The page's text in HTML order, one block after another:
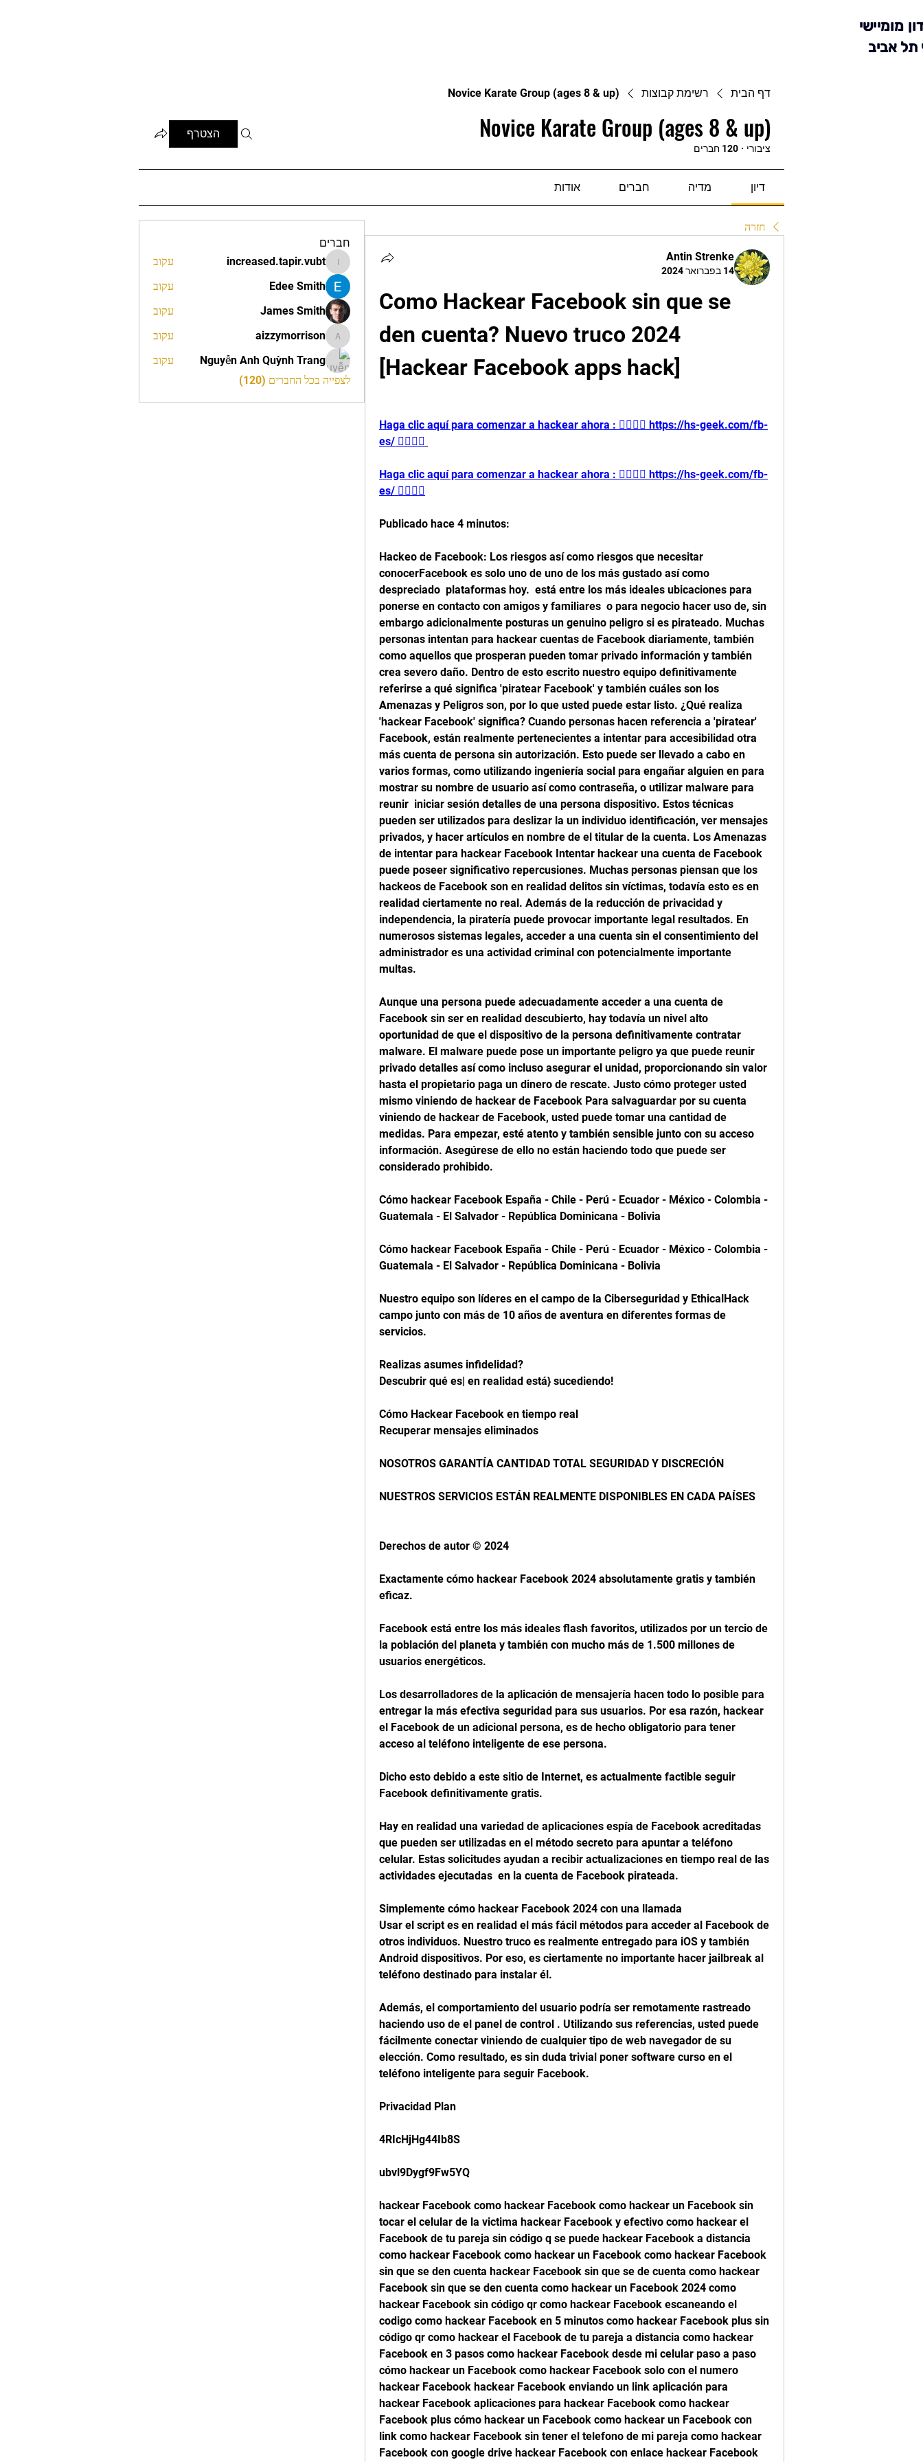
מומיישי
תל אביב
דף הבית רשימת קבוצות Novice Karate Group (ages 8 & up)
Novice Karate Group (ages 8 & up)
ציבורי · 120 חברים
הצטרף
דיון מדיה חברים אודות
חזרה
Antin Strenke
14 בפברואר 2024
Como Hackear Facebook sin que se
den cuenta? Nuevo truco 2024
[Hackear Facebook apps hack]
Haga clic aquí para comenzar a hackear ahora : 👉🏻👉🏻 https://hs-geek.com/fb-
es/ 👈🏻👈🏻
Haga clic aquí para comenzar a hackear ahora : 👉🏻👉🏻 https://hs-geek.com/fb-
es/ 👈🏻👈🏻
Publicado hace 4 minutos:
Hackeo de Facebook: Los riesgos así como riesgos que necesitar
conocerFacebook es solo uno de uno de los más gustado así como
despreciado  plataformas hoy.  está entre los más ideales ubicaciones para
ponerse en contacto con amigos y familiares  o para negocio hacer uso de, sin
embargo adicionalmente posturas un genuino peligro si es pirateado. Muchas
personas intentan para hackear cuentas de Facebook diariamente, también
como aquellos que prosperan pueden tomar privado información y también
crea severo daño. Dentro de esto escrito nuestro equipo definitivamente
referirse a qué significa 'piratear Facebook' y también cuáles son los
Amenazas y Peligros son, por lo que usted puede estar listo. ¿Qué realiza
'hackear Facebook' significa? Cuando personas hacen referencia a 'piratear'
Facebook, están realmente pertenecientes a intentar para accesibilidad otra
más cuenta de persona sin autorización. Esto puede ser llevado a cabo en
varios formas, como utilizando ingeniería social para engañar alguien en para
mostrar su nombre de usuario así como contraseña, o utilizar malware para
reunir  iniciar sesión detalles de una persona dispositivo. Estos técnicas
pueden ser utilizados para deslizar la un individuo identificación, ver mensajes
privados, y hacer artículos en nombre de el titular de la cuenta. Los Amenazas
de intentar para hackear Facebook Intentar hackear una cuenta de Facebook
puede poseer significativo repercusiones. Muchas personas piensan que los
hackeos de Facebook son en realidad delitos sin víctimas, todavía esto es en
realidad ciertamente no real. Además de la reducción de privacidad y
independencia, la piratería puede provocar importante legal resultados. En
numerosos sistemas legales, acceder a una cuenta sin el consentimiento del
administrador es una actividad criminal con potencialmente importante
multas.
Aunque una persona puede adecuadamente acceder a una cuenta de
Facebook sin ser en realidad descubierto, hay todavía un nivel alto
oportunidad de que el dispositivo de la persona definitivamente contratar
malware. El malware puede pose un importante peligro ya que puede reunir
privado detalles así como incluso asegurar el unidad, proporcionando sin valor
hasta el propietario paga un dinero de rescate. Justo cómo proteger usted
mismo viniendo de hackear de Facebook Para salvaguardar por su cuenta
viniendo de hackear de Facebook, usted puede tomar una cantidad de
medidas. Para empezar, esté atento y también sensible junto con su acceso
información. Asegúrese de ello no están haciendo todo que puede ser
considerado prohibido.
Cómo hackear Facebook España - Chile - Perú - Ecuador - México - Colombia -
Guatemala - El Salvador - República Dominicana - Bolivia
Cómo hackear Facebook España - Chile - Perú - Ecuador - México - Colombia -
Guatemala - El Salvador - República Dominicana - Bolivia
Nuestro equipo son líderes en el campo de la Ciberseguridad y EthicalHack
campo junto con más de 10 años de aventura en diferentes formas de
servicios.
Realizas asumes infidelidad?
Descubrir qué es| en realidad está} sucediendo!
Cómo Hackear Facebook en tiempo real
Recuperar mensajes eliminados
NOSOTROS GARANTÍA CANTIDAD TOTAL SEGURIDAD Y DISCRECIÓN
NUESTROS SERVICIOS ESTÁN REALMENTE DISPONIBLES EN CADA PAÍSES
Derechos de autor © 2024
Exactamente cómo hackear Facebook 2024 absolutamente gratis y también
eficaz.
Facebook está entre los más ideales flash favoritos, utilizados por un tercio de
la población del planeta y también con mucho más de 1.500 millones de
usuarios energéticos.
Los desarrolladores de la aplicación de mensajería hacen todo lo posible para
entregar la más efectiva seguridad para sus usuarios. Por esa razón, hackear
el Facebook de un adicional persona, es de hecho obligatorio para tener
acceso al teléfono inteligente de ese persona.
Dicho esto debido a este sitio de Internet, es actualmente factible seguir
Facebook definitivamente gratis.
Hay en realidad una variedad de aplicaciones espía de Facebook acreditadas
que pueden ser utilizadas en el método secreto para apuntar a teléfono
celular. Estas solicitudes ayudan a recibir actualizaciones en tiempo real de las
actividades ejecutadas  en la cuenta de Facebook pirateada.
Simplemente cómo hackear Facebook 2024 con una llamada
Usar el script es en realidad el más fácil métodos para acceder al Facebook de
otros individuos. Nuestro truco es realmente entregado para iOS y también
Android dispositivos. Por eso, es ciertamente no importante hacer jailbreak al
teléfono destinado para instalar él.
Además, el comportamiento del usuario podría ser remotamente rastreado
haciendo uso de el panel de control . Utilizando sus referencias, usted puede
fácilmente conectar viniendo de cualquier tipo de web navegador de su
elección. Como resultado, es sin duda trivial poner software curso en el
teléfono inteligente para seguir Facebook.
Privacidad Plan
4RIcHjHg44Ib8S
ubvl9Dygf9Fw5YQ
hackear Facebook como hackear Facebook como hackear un Facebook sin
tocar el celular de la victima hackear Facebook y efectivo como hackear el
Facebook de tu pareja sin código q se puede hackear Facebook a distancia
como hackear Facebook como hackear un Facebook como hackear Facebook
sin que se den cuenta hackear Facebook sin que se de cuenta como hackear
Facebook sin que se den cuenta como hackear un Facebook 2024 como
hackear Facebook sin código qr como hackear Facebook escaneando el
codigo como hackear Facebook en 5 minutos como hackear Facebook plus sin
código qr como hackear el Facebook de tu pareja a distancia como hackear
Facebook en 3 pasos como hackear Facebook desde mi celular paso a paso
cómo hackear un Facebook como hackear Facebook solo con el numero
hackear Facebook hackear Facebook enviando un link aplicación para
hackear Facebook aplicaciones para hackear Facebook como hackear
Facebook plus cómo hackear un Facebook como hackear un Facebook con
link como hackear Facebook sin tener el telefono de mi pareja como hackear
Facebook con google drive hackear Facebook con enlace hackear Facebook
חברים
increased.tapir.vubt
increased.tapir.vubt
עקוב
Edee Smith
עקוב
James Smith
עקוב
aizzymorrison
aizzymorrison
עקוב
Nguyễn Anh Quỳnh Trang
עקוב
לצפייה בכל החברים (120)